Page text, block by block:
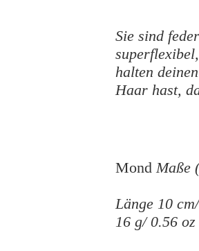
Sie sind
halten
Haar hast,
MondMaße
Länge 10
16 g/ 0.56 oz